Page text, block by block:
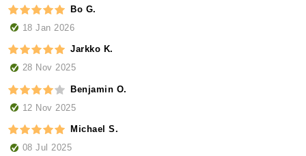
Bo G.
18 Jan 2026
Jarkko K.
28 Nov 2025
Benjamin O.
12 Nov 2025
Michael S.
08 Jul 2025